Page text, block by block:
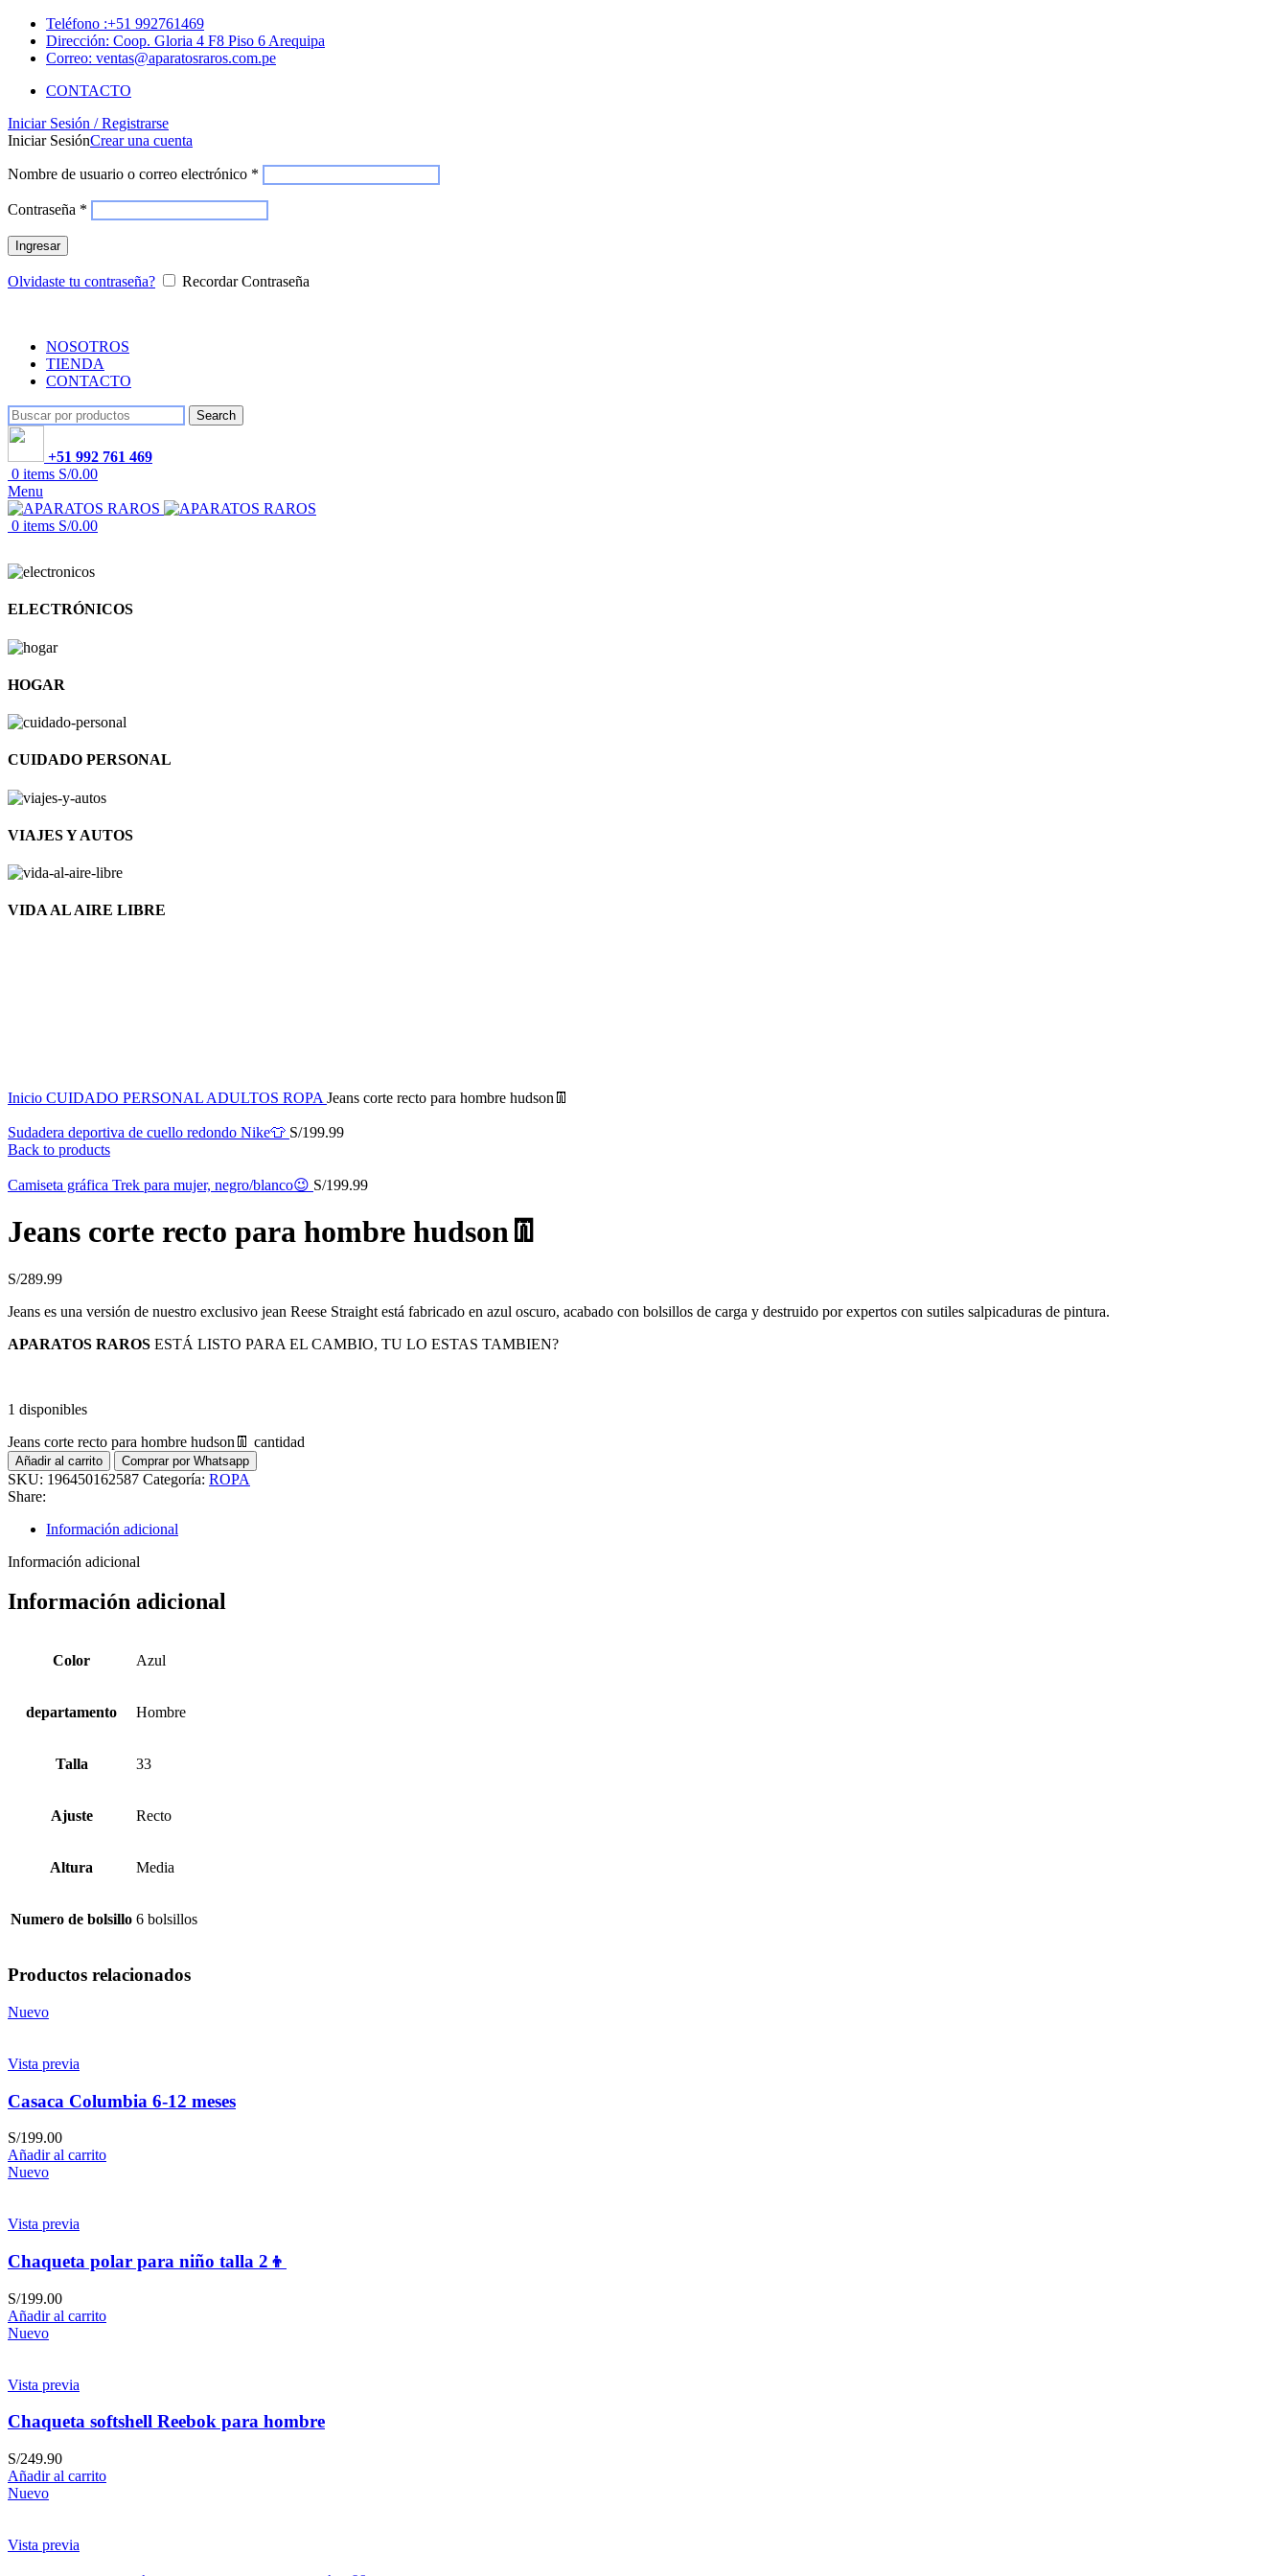
Teléfono :+51 992761469
Dirección: Coop. Gloria 4 F8 Piso 6 Arequipa
Correo: ventas@aparatosraros.com.pe
CONTACTO
Iniciar Sesión / Registrarse
Iniciar SesiónCrear una cuenta
Nombre de usuario o correo electrónico *
Contraseña *
Ingresar
Olvidaste tu contraseña? Recordar Contraseña
NOSOTROS
TIENDA
CONTACTO
Search
+51 992 761 469
0 items S/0.00
Menu
0 items S/0.00
ELECTRÓNICOS
HOGAR
CUIDADO PERSONAL
VIAJES Y AUTOS
VIDA AL AIRE LIBRE
Inicio CUIDADO PERSONAL ADULTOS ROPA Jeans corte recto para hombre hudson👖
Sudadera deportiva de cuello redondo Nike👕 S/199.99
Back to products
Camiseta gráfica Trek para mujer, negro/blanco😉 S/199.99
Jeans corte recto para hombre hudson👖
S/289.99
Jeans es una versión de nuestro exclusivo jean Reese Straight está fabricado en azul oscuro, acabado con bolsillos de carga y destruido por expertos con sutiles salpicaduras de pintura.
APARATOS RAROS ESTÁ LISTO PARA EL CAMBIO, TU LO ESTAS TAMBIEN?
1 disponibles
Jeans corte recto para hombre hudson👖 cantidad
Añadir al carrito Comprar por Whatsapp
SKU: 196450162587 Categoría: ROPA
Share:
Información adicional
Información adicional
Información adicional
Color Azul
departamento Hombre
Talla 33
Ajuste Recto
Altura Media
Numero de bolsillo 6 bolsillos
Productos relacionados
Nuevo
Vista previa
Casaca Columbia 6-12 meses
S/199.00
Añadir al carrito
Nuevo
Vista previa
Chaqueta polar para niño talla 2👦
S/199.00
Añadir al carrito
Nuevo
Vista previa
Chaqueta softshell Reebok para hombre
S/249.90
Añadir al carrito
Nuevo
Vista previa